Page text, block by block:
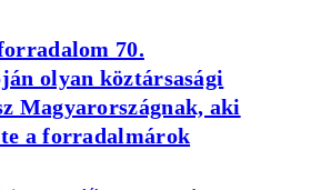
70.
olyan köztársasági
Magyarországnak, aki
a forradalmárok